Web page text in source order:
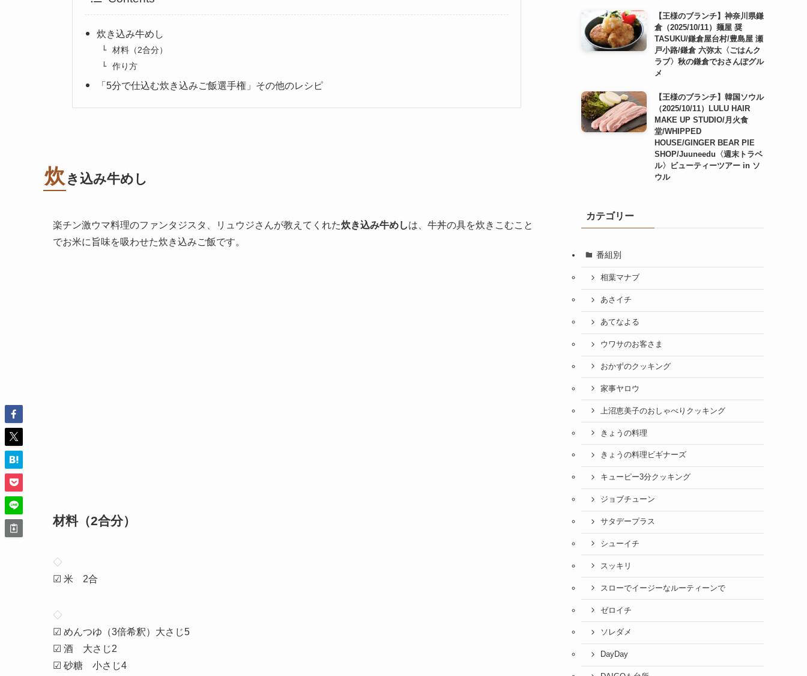
炊き込み牛めし
材料（2合分）
作り方
「5分で仕込む炊き込みご飯選手権」その他のレシピ
炊 き込み牛めし
楽チン激ウマ料理のファンタジスタ、リュウジさんが教えてくれた炊き込み牛めしは、牛丼の具を炊きこむこと
でお米に旨味を吸わせた炊き込みご飯です。
材料（2合分）
◇
☑ 米 2合
◇
☑ めんつゆ（3倍希釈）大さじ5
☑ 酒 大さじ2
☑ 砂糖 小さじ4
【王様のブランチ】神奈川県鎌
倉（2025/10/11）麺屋 奨
TASUKU/鎌倉屋台村/豊島屋 瀬
戸小路/鎌倉 六弥太〈ごはんク
ラブ〉秋の鎌倉でおさんぽグル
メ
【王様のブランチ】韓国ソウル
（2025/10/11）LULU HAIR
MAKE UP STUDIO/月火食
堂/WHIPPED
HOUSE/GINGER BEAR PIE
SHOP/Juuneedu〈週末トラベ
ル〉ビューティーツアー in ソ
ウル
カテゴリー
番組別
相葉マナブ
あさイチ
あてなよる
ウワサのお客さま
おかずのクッキング
家事ヤロウ
上沼恵美子のおしゃべりクッキング
きょうの料理
きょうの料理ビギナーズ
キューピー3分クッキング
ジョブチューン
サタデープラス
シューイチ
スッキリ
スローでイージーなルーティーンで
ゼロイチ
ソレダメ
DayDay